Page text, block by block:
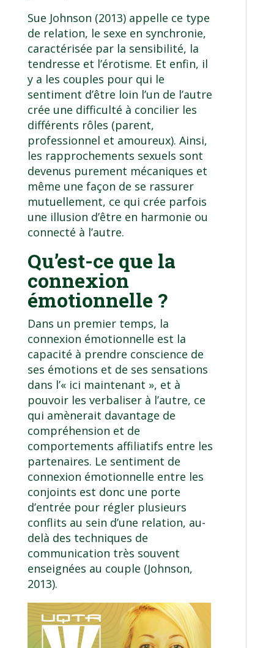
Sue Johnson (2013) appelle ce type
de relation, le sexe en synchronie,
caractérisée par la sensibilité, la
tendresse et l’érotisme. Et enfin, il
y a les couples pour qui le
sentiment d’être loin l’un de l’autre
crée une difficulté à concilier les
différents rôles (parent,
professionnel et amoureux). Ainsi,
les rapprochements sexuels sont
devenus purement mécaniques et
même une façon de se rassurer
mutuellement, ce qui crée parfois
une illusion d’être en harmonie ou
connecté à l’autre.
Qu’est-ce que la
connexion
émotionnelle ?
Dans un premier temps, la
connexion émotionnelle est la
capacité à prendre conscience de
ses émotions et de ses sensations
dans l’« ici maintenant », et à
pouvoir les verbaliser à l’autre, ce
qui amènerait davantage de
compréhension et de
comportements affiliatifs entre les
partenaires. Le sentiment de
connexion émotionnelle entre les
conjoints est donc une porte
d’entrée pour régler plusieurs
conflits au sein d’une relation, au-
delà des techniques de
communication très souvent
enseignées au couple (Johnson,
2013).